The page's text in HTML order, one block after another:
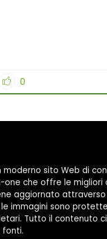
0
moderno sito Web di
one che offre le migliori
aggiornato
immagini sono
Tutto il contenuto
fonti.